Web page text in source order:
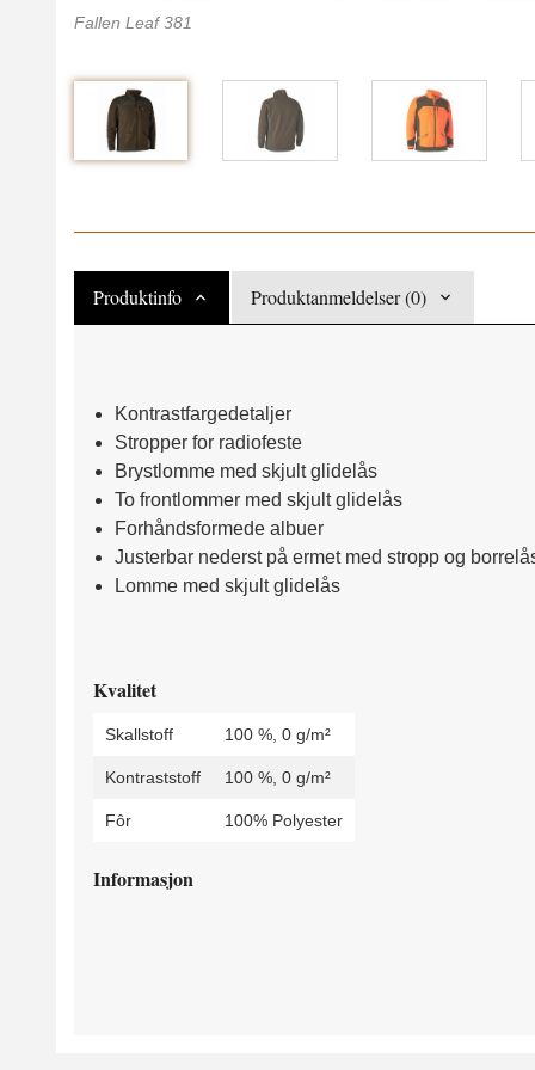
Fallen Leaf 381
Produktinfo Produktanmeldelser (0)
Kontrastfargedetaljer
Stropper for radiofeste
Brystlomme med skjult glidelås
To frontlommer med skjult glidelås
Forhåndsformede albuer
Justerbar nederst på ermet med stropp og
Lomme med skjult glidelås
Kvalitet
Skallstoff 100 %, 0 g/m²
Kontraststoff 100 %, 0 g/m²
Fôr 100% Polyester
Informasjon